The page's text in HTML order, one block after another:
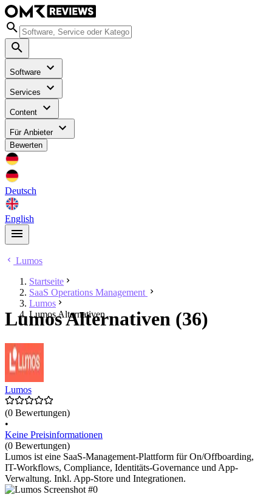
Software
Services
Content
Für Anbieter
Bewerten
Deutsch
English
Lumos
Startseite
SaaS Operations Management
Lumos
Lumos Alternativen
Lumos Alternativen (36)
Lumos
(0 Bewertungen)
•
Keine Preisinformationen
(0 Bewertungen)
Lumos ist eine SaaS-Management-Plattform für On/Offboarding,
IT-Workflows, Compliance, Identitäts-Governance und App-
Verwaltung. Inkl. App-Store und Integrationen.